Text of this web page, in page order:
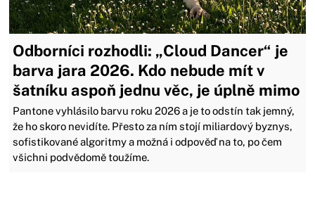
Odborníci rozhodli: „Cloud Dancer“ je
barva jara 2026. Kdo nebude mít v
šatníku aspoň jednu věc, je úplně mimo
Pantone vyhlásilo barvu roku 2026 a je to odstín tak jemný,
že ho skoro nevidíte. Přesto za ním stojí miliardový byznys,
sofistikované algoritmy a možná i odpověď na to, po čem
všichni podvědomě toužíme.